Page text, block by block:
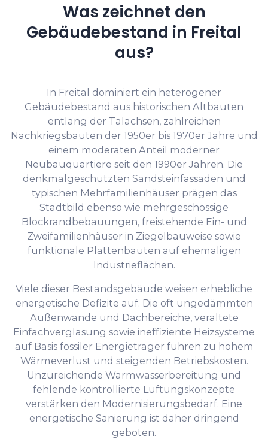
Was zeichnet den
Gebäudebestand in Freital
aus?
In Freital dominiert ein heterogener
Gebäudebestand aus historischen Altbauten
entlang der Talachsen, zahlreichen
Nachkriegsbauten der 1950er bis 1970er Jahre und
einem moderaten Anteil moderner
Neubauquartiere seit den 1990er Jahren. Die
denkmalgeschützten Sandsteinfassaden und
typischen Mehrfamilienhäuser prägen das
Stadtbild ebenso wie mehrgeschossige
Blockrandbebauungen, freistehende Ein- und
Zweifamilienhäuser in Ziegelbauweise sowie
funktionale Plattenbauten auf ehemaligen
Industrieflächen.
Viele dieser Bestandsgebäude weisen erhebliche
energetische Defizite auf. Die oft ungedämmten
Außenwände und Dachbereiche, veraltete
Einfachverglasung sowie ineffiziente Heizsysteme
auf Basis fossiler Energieträger führen zu hohem
Wärmeverlust und steigenden Betriebskosten.
Unzureichende Warmwasserbereitung und
fehlende kontrollierte Lüftungskonzepte
verstärken den Modernisierungsbedarf. Eine
energetische Sanierung ist daher dringend
geboten.